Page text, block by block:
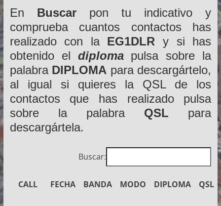
por
la
Radio
En Buscar pon tu indicativo y
comprueba cuantos contactos has
realizado con la EG1DLRy si has
obtenido el diplomapulsa sobre la
palabra DIPLOMA para descargártelo,
al igual si quieres la QSL de los
contactos que has realizado pulsa
sobre la palabra QSL para
descargártela.
Buscar:
CALL FECHA BANDA MODO DIPLOMA QSL